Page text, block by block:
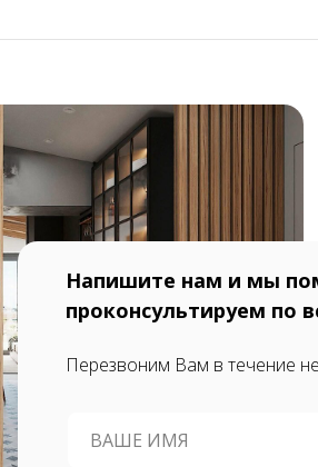
Напишите нам и мы
проконсультируем по
Перезвоним Вам в течение